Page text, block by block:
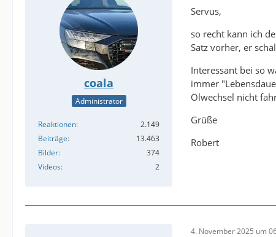
coala
Administrator
Reaktionen
2.149
Beiträge
13.463
Bilder
374
Videos
2
Servus,
so recht kann ich
Satz vorher, er
Interessant bei so
immer
Ölwechsel nicht
Grüße
Robert
4. November 2025 um